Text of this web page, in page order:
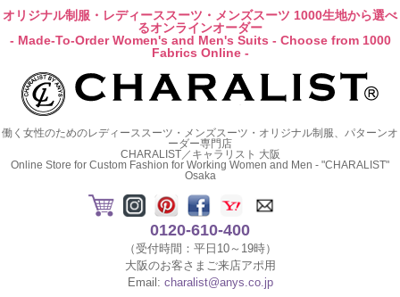
オリジナル制服・レディーススーツ・メンズスーツ 1000生地から選べ
るオンラインオーダー
- Made-To-Order Women's and Men's Suits - Choose from 1000
Fabrics Online -
働く女性のためのレディーススーツ・メンズスーツ・オリジナル制服、パターンオ
ーダー専門店
CHARALIST／キャラリスト 大阪
Online Store for Custom Fashion for Working Women and Men - "CHARALIST"
Osaka
0120-610-400
（受付時間：平日10～19時）
大阪のお客さまご来店アポ用
Email: charalist@anys.co.jp